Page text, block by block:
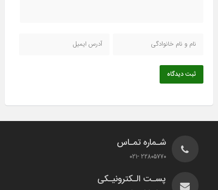
ثبت دیدگاه
شـماره تمـاس
22805770 -021
پسـت الـکترونیـکی